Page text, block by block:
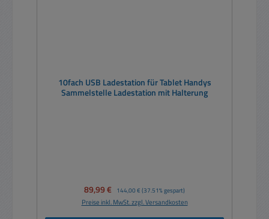
10fach USB Ladestation für Tablet Handys
Sammelstelle Ladestation mit Halterung
Verkaufspreis:
89,99 € Regulärer Preis:
144,00 € (37.51% gespart)
Preise inkl. MwSt. zzgl. Versandkosten